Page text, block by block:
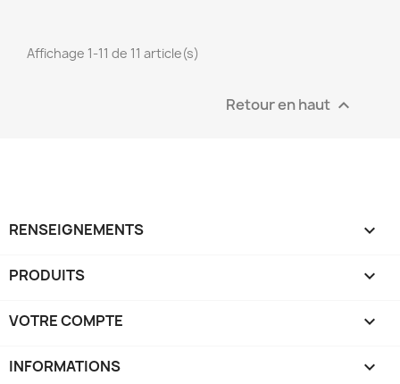
Affichage 1-11 de 11 article(s)
Retour en haut 
RENSEIGNEMENTS 
PRODUITS 
VOTRE COMPTE 
INFORMATIONS keyboard_arrow_down